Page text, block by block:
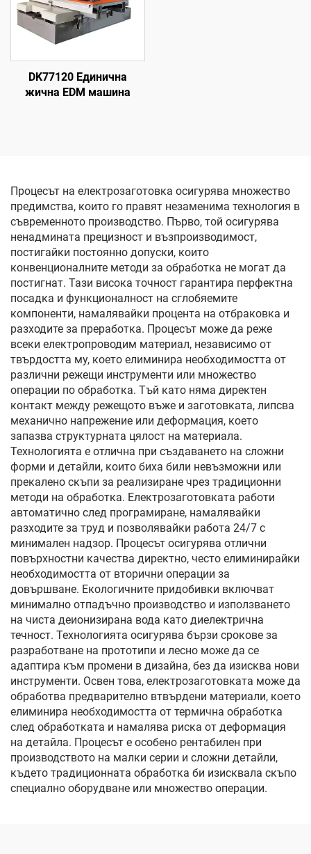
DK77120 Единична
жична EDM машина
Процесът на електрозаготовка осигурява множество
предимства, които го правят незаменима технология в
съвременното производство. Първо, той осигурява
ненадмината прецизност и възпроизводимост,
постигайки постоянно допуски, които
конвенционалните методи за обработка не могат да
постигнат. Тази висока точност гарантира перфектна
посадка и функционалност на сглобяемите
компоненти, намалявайки процента на отбраковка и
разходите за преработка. Процесът може да реже
всеки електропроводим материал, независимо от
твърдостта му, което елиминира необходимостта от
различни режещи инструменти или множество
операции по обработка. Тъй като няма директен
контакт между режещото въже и заготовката, липсва
механично напрежение или деформация, което
запазва структурната цялост на материала.
Технологията е отлична при създаването на сложни
форми и детайли, които биха били невъзможни или
прекалено скъпи за реализиране чрез традиционни
методи на обработка. Електрозаготовката работи
автоматично след програмиране, намалявайки
разходите за труд и позволявайки работа 24/7 с
минимален надзор. Процесът осигурява отлични
повърхностни качества директно, често елиминирайки
необходимостта от вторични операции за
довършване. Екологичните придобивки включват
минимално отпадъчно производство и използването
на чиста деионизирана вода като диелектрична
течност. Технологията осигурява бързи срокове за
разработване на прототипи и лесно може да се
адаптира към промени в дизайна, без да изисква нови
инструменти. Освен това, електрозаготовката може да
обработва предварително втвърдени материали, което
елиминира необходимостта от термична обработка
след обработката и намалява риска от деформация
на детайла. Процесът е особено рентабилен при
производството на малки серии и сложни детайли,
където традиционната обработка би изисквала скъпо
специално оборудване или множество операции.